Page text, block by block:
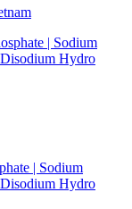
| Sodium
Hydro